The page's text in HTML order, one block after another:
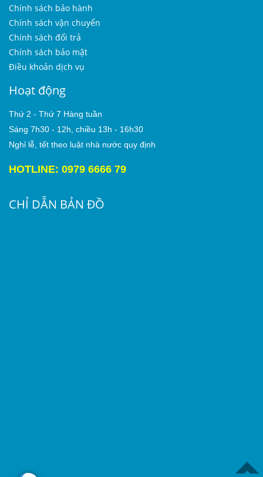
Chính sách bảo hành
Chính sách vận chuyển
Chính sách đổi trả
Chính sách bảo mật
Điều khoản dịch vụ
Hoạt động
Thứ 2 - Thứ 7 Hàng tuần
Sáng 7h30 - 12h, chiều 13h - 16h30
Nghỉ lễ, tết theo luật nhà nước quy định
HOTLINE: 0979 6666 79
CHỈ DẪN BẢN ĐỒ